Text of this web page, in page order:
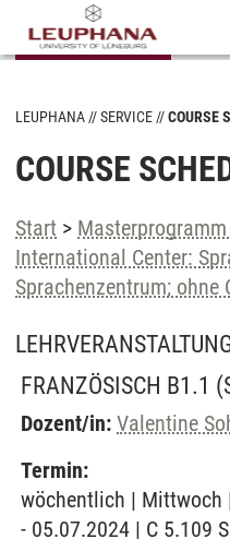
LEUPHANA SERVICE COURSE
COURSE
Start >
International Center:
Sprachenzentrum; ohne
FRANZÖSISCH B1.1
Dozent/in: Valentine
Termin:
wöchentlich | Mittwoch
- 05.07.2024 | C 5.109